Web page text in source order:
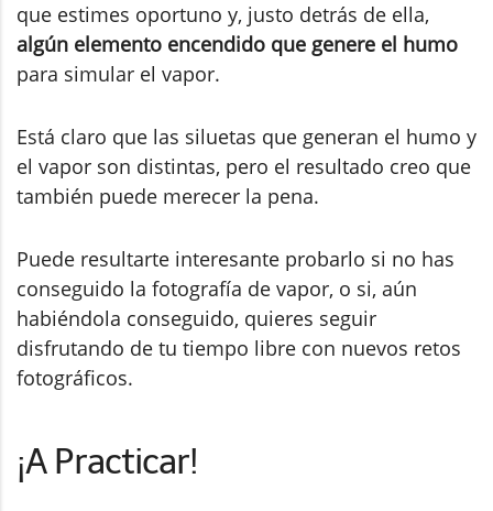
que estimes oportuno y, justo detrás de ella,
algún elemento encendido que genere el humo
para simular el vapor.
Está claro que las siluetas que generan el humo y
el vapor son distintas, pero el resultado creo que
también puede merecer la pena.
Puede resultarte interesante probarlo si no has
conseguido la fotografía de vapor, o si, aún
habiéndola conseguido, quieres seguir
disfrutando de tu tiempo libre con nuevos retos
fotográficos.
¡A Practicar!